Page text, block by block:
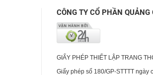
CÔNG TY CỔ PHẦN
GIẤY PHÉP THIẾT LẬP TRANG
Giấy phép số 180/GP-STTTT ngày